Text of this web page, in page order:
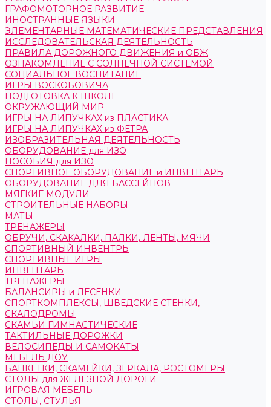
ГРАФОМОТОРНОЕ РАЗВИТИЕ
ИНОСТРАННЫЕ ЯЗЫКИ
ЭЛЕМЕНТАРНЫЕ МАТЕМАТИЧЕСКИЕ ПРЕДСТАВЛЕНИЯ
ИССЛЕДОВАТЕЛЬСКАЯ ДЕЯТЕЛЬНОСТЬ
ПРАВИЛА ДОРОЖНОГО ДВИЖЕНИЯ и ОБЖ
ОЗНАКОМЛЕНИЕ С СОЛНЕЧНОЙ СИСТЕМОЙ
СОЦИАЛЬНОЕ ВОСПИТАНИЕ
ИГРЫ ВОСКОБОВИЧА
ПОДГОТОВКА К ШКОЛЕ
ОКРУЖАЮЩИЙ МИР
ИГРЫ НА ЛИПУЧКАХ из ПЛАСТИКА
ИГРЫ НА ЛИПУЧКАХ из ФЕТРА
ИЗОБРАЗИТЕЛЬНАЯ ДЕЯТЕЛЬНОСТЬ
ОБОРУДОВАНИЕ для ИЗО
ПОСОБИЯ для ИЗО
СПОРТИВНОЕ ОБОРУДОВАНИЕ и ИНВЕНТАРЬ
ОБОРУДОВАНИЕ ДЛЯ БАССЕЙНОВ
МЯГКИЕ МОДУЛИ
СТРОИТЕЛЬНЫЕ НАБОРЫ
МАТЫ
ТРЕНАЖЕРЫ
ОБРУЧИ, СКАКАЛКИ, ПАЛКИ, ЛЕНТЫ, МЯЧИ
СПОРТИВНЫЙ ИНВЕНТРЬ
СПОРТИВНЫЕ ИГРЫ
ИНВЕНТАРЬ
ТРЕНАЖЕРЫ
БАЛАНСИРЫ и ЛЕСЕНКИ
СПОРТКОМПЛЕКСЫ, ШВЕДСКИЕ СТЕНКИ,
СКАЛОДРОМЫ
СКАМЬИ ГИМНАСТИЧЕСКИЕ
ТАКТИЛЬНЫЕ ДОРОЖКИ
ВЕЛОСИПЕДЫ И САМОКАТЫ
МЕБЕЛЬ ДОУ
БАНКЕТКИ, СКАМЕЙКИ, ЗЕРКАЛА, РОСТОМЕРЫ
СТОЛЫ для ЖЕЛЕЗНОЙ ДОРОГИ
ИГРОВАЯ МЕБЕЛЬ
СТОЛЫ, СТУЛЬЯ